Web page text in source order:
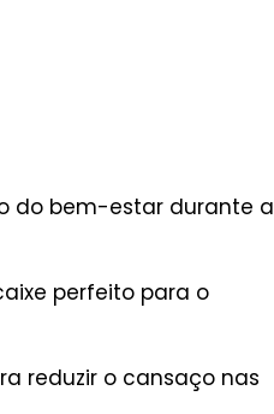
do bem-estar durante a
perfeito para o
reduzir o cansaço nas